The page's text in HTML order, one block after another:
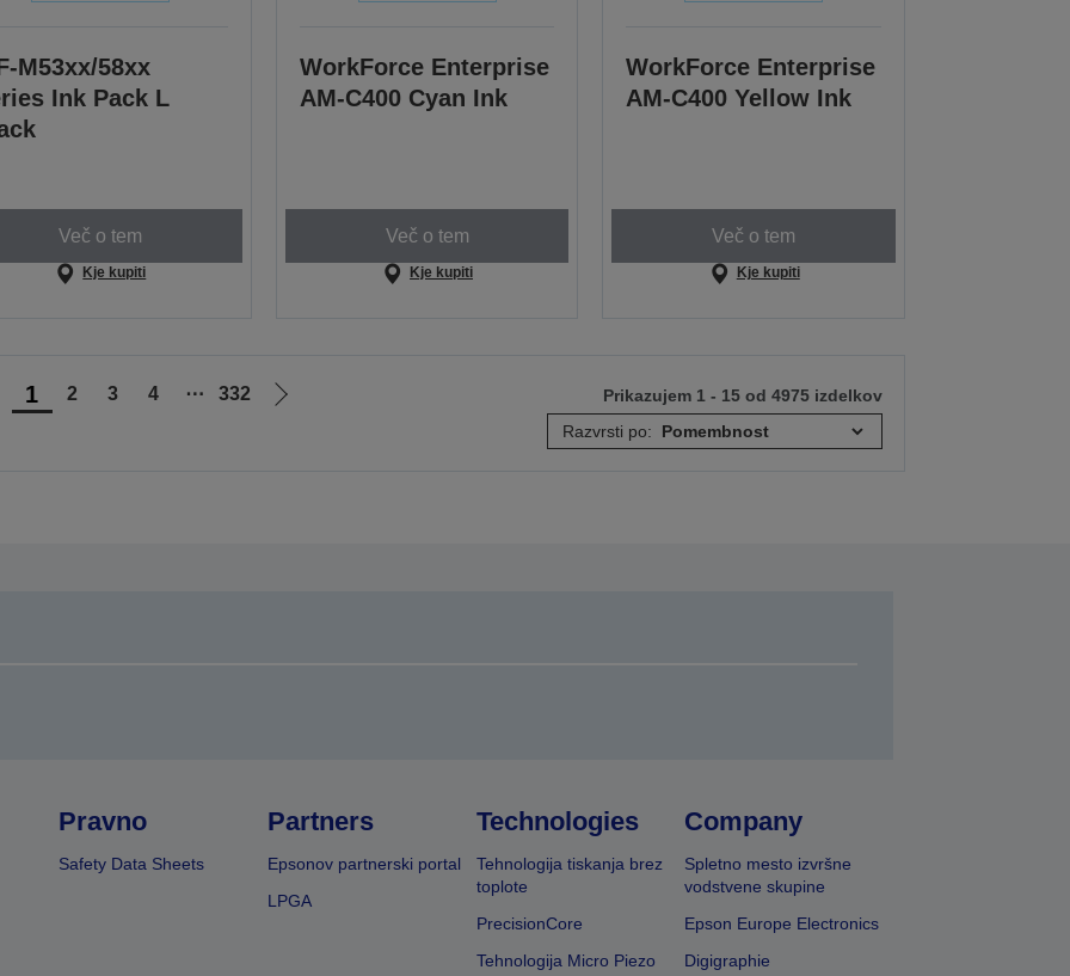
M53xx/58xx
Ink Pack L
Več o tem
Kje kupiti
WorkForce Enterprise
AM-C400 Cyan Ink
Več o tem
Kje kupiti
WorkForce Enterprise
AM-C400 Yellow Ink
Več o tem
Kje kupiti
1 2 3 4 ⋯ 332
Pojdi
Prikazujem 1 - 15 od 4975 izdelkov
Razvrsti po:
Pravno
Safety Data Sheets
Partners
Epsonov partnerski portal
LPGA
Technologies
Tehnologija tiskanja brez
toplote
PrecisionCore
Tehnologija Micro Piezo
Company
Spletno mesto izvršne
vodstvene skupine
Epson Europe Electronics
Digigraphie